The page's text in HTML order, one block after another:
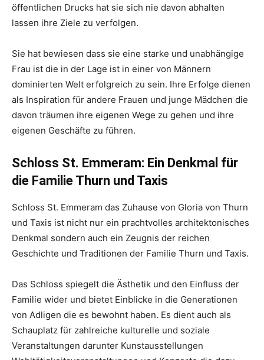
öffentlichen Drucks hat sie sich nie davon abhalten
lassen ihre Ziele zu verfolgen.
Sie hat bewiesen dass sie eine starke und unabhängige
Frau ist die in der Lage ist in einer von Männern
dominierten Welt erfolgreich zu sein. Ihre Erfolge dienen
als Inspiration für andere Frauen und junge Mädchen die
davon träumen ihre eigenen Wege zu gehen und ihre
eigenen Geschäfte zu führen.
Schloss St. Emmeram: Ein Denkmal für
die Familie Thurn und Taxis
Schloss St. Emmeram das Zuhause von Gloria von Thurn
und Taxis ist nicht nur ein prachtvolles architektonisches
Denkmal sondern auch ein Zeugnis der reichen
Geschichte und Traditionen der Familie Thurn und Taxis.
Das Schloss spiegelt die Ästhetik und den Einfluss der
Familie wider und bietet Einblicke in die Generationen
von Adligen die es bewohnt haben. Es dient auch als
Schauplatz für zahlreiche kulturelle und soziale
Veranstaltungen darunter Kunstausstellungen